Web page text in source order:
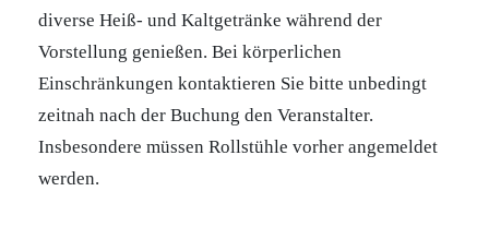
diverse Heiß- und Kaltgetränke während der
Vorstellung genießen. Bei körperlichen
Einschränkungen kontaktieren Sie bitte unbedingt
zeitnah nach der Buchung den Veranstalter.
Insbesondere müssen Rollstühle vorher angemeldet
werden.